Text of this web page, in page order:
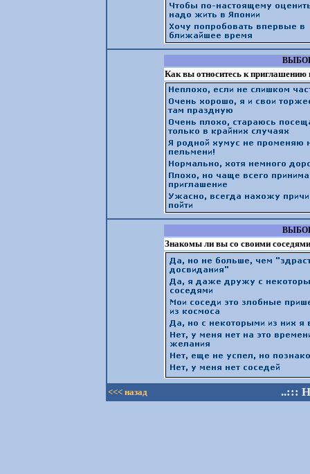
Как вы относитесь к приглашению
Знакомы ли вы со своими
<<< назад ..:::